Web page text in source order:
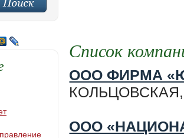
Список
ООО ФИРМА
КОЛЬЦОВСКАЯ,
ООО